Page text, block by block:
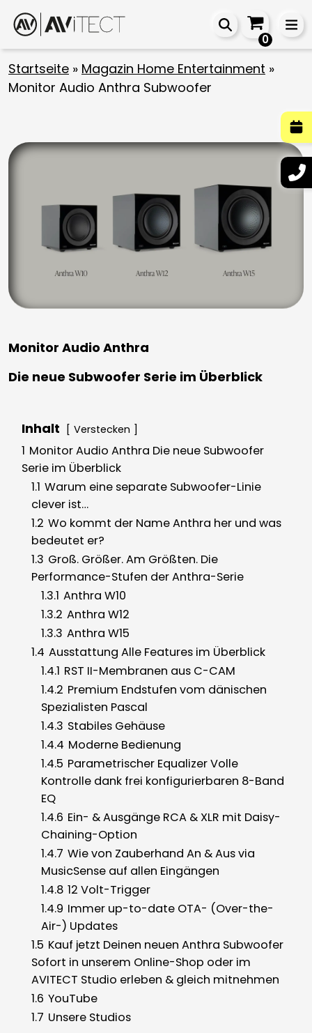
0
Startseite » Magazin Home Entertainment »
Monitor Audio Anthra Subwoofer
Monitor Audio Anthra
Die neue Subwoofer Serie im Überblick
Inhalt Verstecken
1 Monitor Audio Anthra Die neue Subwoofer
Serie im Überblick
1.1 Warum eine separate Subwoofer-Linie
clever ist…
1.2 Wo kommt der Name Anthra her und was
bedeutet er?
1.3 Groß. Größer. Am Größten. Die
Performance-Stufen der Anthra-Serie
1.3.1 Anthra W10
1.3.2 Anthra W12
1.3.3 Anthra W15
1.4 Ausstattung Alle Features im Überblick
1.4.1 RST II-Membranen aus C-CAM
1.4.2 Premium Endstufen vom dänischen
Spezialisten Pascal
1.4.3 Stabiles Gehäuse
1.4.4 Moderne Bedienung
1.4.5 Parametrischer Equalizer Volle
Kontrolle dank frei konfigurierbaren 8-Band
EQ
1.4.6 Ein- & Ausgänge RCA & XLR mit Daisy-
Chaining-Option
1.4.7 Wie von Zauberhand An & Aus via
MusicSense auf allen Eingängen
1.4.8 12 Volt-Trigger
1.4.9 Immer up-to-date OTA- (Over-the-
Air-) Updates
1.5 Kauf jetzt Deinen neuen Anthra Subwoofer
Sofort in unserem Online-Shop oder im
AVITECT Studio erleben & gleich mitnehmen
1.6 YouTube
1.7 Unsere Studios